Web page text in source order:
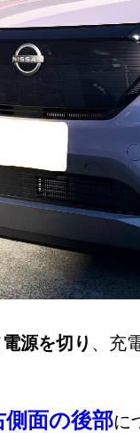
電源を切り 、充
側面の後部に